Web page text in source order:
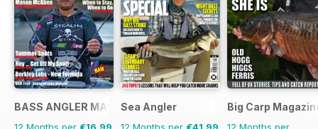
BASS ANGLER MAGAZINESea Angler Big Carp